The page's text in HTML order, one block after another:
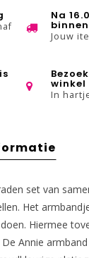
Na
Jouw
winkel
In
set van
Het
Hiermee
Annie